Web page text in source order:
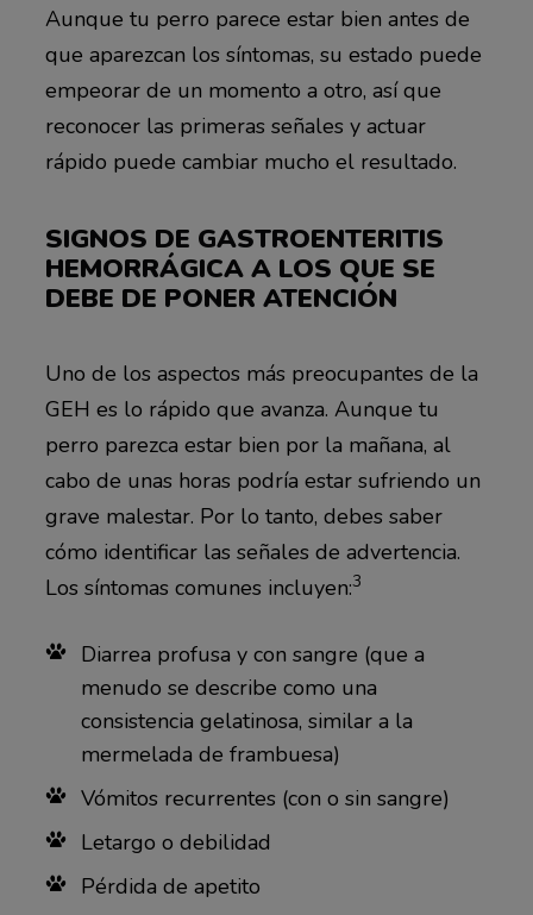
Aunque tu perro parece estar bien antes de
que aparezcan los síntomas, su estado puede
empeorar de un momento a otro, así que
reconocer las primeras señales y actuar
rápido puede cambiar mucho el resultado.
SIGNOS DE GASTROENTERITIS
HEMORRÁGICA A LOS QUE SE
DEBE DE PONER ATENCIÓN
Uno de los aspectos más preocupantes de la
GEH es lo rápido que avanza. Aunque tu
perro parezca estar bien por la mañana, al
cabo de unas horas podría estar sufriendo un
grave malestar. Por lo tanto, debes saber
cómo identificar las señales de advertencia.
Los síntomas comunes incluyen:3
Diarrea profusa y con sangre (que a
menudo se describe como una
consistencia gelatinosa, similar a la
mermelada de frambuesa)
Vómitos recurrentes (con o sin sangre)
Letargo o debilidad
Pérdida de apetito